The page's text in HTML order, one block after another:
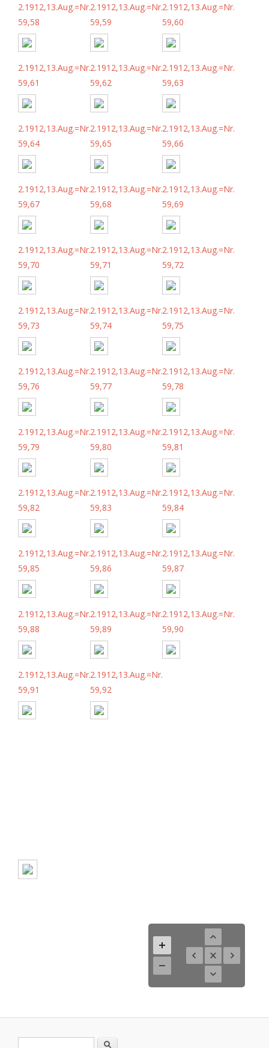
2.1912,13.Aug.=Nr.
59,58
2.1912,13.Aug.=Nr.
59,59
2.1912,13.Aug.=Nr.
59,60
2.1912,13.Aug.=Nr.
59,61
2.1912,13.Aug.=Nr.
59,62
2.1912,13.Aug.=Nr.
59,63
2.1912,13.Aug.=Nr.
59,64
2.1912,13.Aug.=Nr.
59,65
2.1912,13.Aug.=Nr.
59,66
2.1912,13.Aug.=Nr.
59,67
2.1912,13.Aug.=Nr.
59,68
2.1912,13.Aug.=Nr.
59,69
2.1912,13.Aug.=Nr.
59,70
2.1912,13.Aug.=Nr.
59,71
2.1912,13.Aug.=Nr.
59,72
2.1912,13.Aug.=Nr.
59,73
2.1912,13.Aug.=Nr.
59,74
2.1912,13.Aug.=Nr.
59,75
2.1912,13.Aug.=Nr.
59,76
2.1912,13.Aug.=Nr.
59,77
2.1912,13.Aug.=Nr.
59,78
2.1912,13.Aug.=Nr.
59,79
2.1912,13.Aug.=Nr.
59,80
2.1912,13.Aug.=Nr.
59,81
2.1912,13.Aug.=Nr.
59,82
2.1912,13.Aug.=Nr.
59,83
2.1912,13.Aug.=Nr.
59,84
2.1912,13.Aug.=Nr.
59,85
2.1912,13.Aug.=Nr.
59,86
2.1912,13.Aug.=Nr.
59,87
2.1912,13.Aug.=Nr.
59,88
2.1912,13.Aug.=Nr.
59,89
2.1912,13.Aug.=Nr.
59,90
2.1912,13.Aug.=Nr.
59,91
2.1912,13.Aug.=Nr.
59,92
Formulario de búsqueda
Buscar